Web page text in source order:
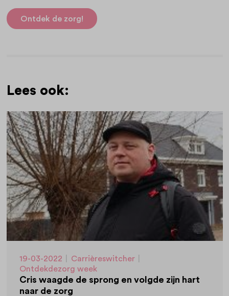
Ontdek de zorg!
Lees ook:
19-03-2022 Carrièreswitcher
Ontdekdezorg week
Cris waagde de sprong en volgde zijn hart
naar de zorg